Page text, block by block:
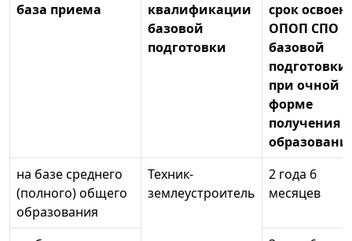
база приема
квалификации
базовой
подготовки
срок
ОПОП СПО
базовой
подготовки
при очной
форме
получения
на базе среднего
(полного) общего
образования
Техник-
землеустроитель
2 года 6
месяцев